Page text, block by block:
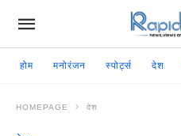
होम मनोरंजन स्पोर्ट्स देश
HOMEPAGE देश